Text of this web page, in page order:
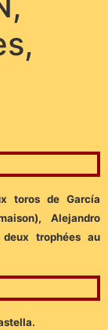
toros de García
Alejandro
trophées au